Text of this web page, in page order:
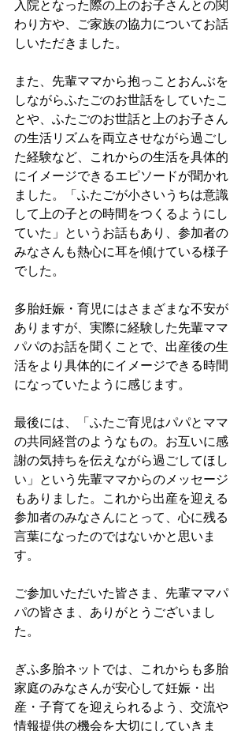
入院となった際の上のお子さんとの関
わり方や、ご家族の協力についてお話
しいただきました。
また、先輩ママから抱っことおんぶを
しながらふたごのお世話をしていたこ
とや、ふたごのお世話と上のお子さん
の生活リズムを両立させながら過ごし
た経験など、これからの生活を具体的
にイメージできるエピソードが聞かれ
ました。「ふたごが小さいうちは意識
して上の子との時間をつくるようにし
ていた」というお話もあり、参加者の
みなさんも熱心に耳を傾けている様子
でした。
多胎妊娠・育児にはさまざまな不安が
ありますが、実際に経験した先輩ママ
パパのお話を聞くことで、出産後の生
活をより具体的にイメージできる時間
になっていたように感じます。
最後には、「ふたご育児はパパとママ
の共同経営のようなもの。お互いに感
謝の気持ちを伝えながら過ごしてほし
い」という先輩ママからのメッセージ
もありました。これから出産を迎える
参加者のみなさんにとって、心に残る
言葉になったのではないかと思いま
す。
ご参加いただいた皆さま、先輩ママパ
パの皆さま、ありがとうございまし
た。
ぎふ多胎ネットでは、これからも多胎
家庭のみなさんが安心して妊娠・出
産・子育てを迎えられるよう、交流や
情報提供の機会を大切にしていきま